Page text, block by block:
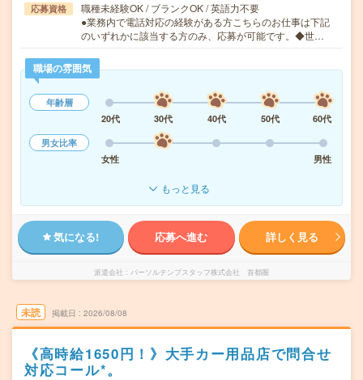
応募資格
職種未経験OK / ブランクOK / 英語力不要
●業務内で電話対応の経験がある方こちらのお仕事は下記
のいずれかに該当する方のみ、応募が可能です。◆世…
職場の雰囲気
年齢層
20代
30代 40代 50代
60代
男女比率
女性
男性
もっと見る
気になる! 応募へ進む 詳しく見る
派遣会社 パーソルテンプスタッフ株式会社 首都圏
未読 掲載日 2026/08/08
《高時給1650円！》大手カー用品店で問合せ
対応コール*。